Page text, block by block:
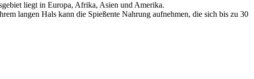
liegt in Europa, Afrika, Asien und Amerika.
langen Hals kann die Spießente Nahrung aufnehmen, die sich bis zu 30